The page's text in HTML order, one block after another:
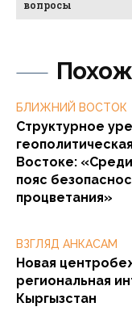
БЛИЖНИЙ ВОСТОК
Структурное
Востоке:
пояс
процветания»
ВЗГЛЯД АНКАСАМ
Новая
региональная
Кыргызстан
вопросы